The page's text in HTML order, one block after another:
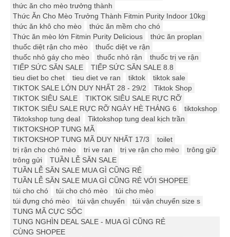
thức ăn cho mèo trưởng thành
Thức Ăn Cho Mèo Trưởng Thành Fitmin Purity Indoor 10kg
thức ăn khô cho mèo
thức ăn mềm cho chó
Thức ăn mèo lớn Fitmin Purity Delicious
thức ăn proplan
thuốc diệt rận cho mèo
thuốc diệt ve rận
thuốc nhỏ gáy cho mèo
thuốc nhỏ rận
thuốc trị ve rận
TIẾP SỨC SĂN SALE
TIẾP SỨC SĂN SALE 8.8
tieu diet bo chet
tieu diet ve ran tiktok
tiktok sale
TIKTOK SALE LỚN DUY NHẤT 28 - 29/2
Tiktok Shop
TIKTOK SIÊU SALE
TIKTOK SIÊU SALE RỰC RỠ
TIKTOK SIÊU SALE RỰC RỠ NGÀY HÈ THÁNG 6
tiktokshop
Tiktokshop tung deal
Tiktokshop tung deal kịch trần
TIKTOKSHOP TUNG MÃ
TIKTOKSHOP TUNG MÃ DUY NHẤT 17/3
toilet
trị rận cho chó mèo
tri ve ran trị ve rận cho mèo
trông giữ
trông gửi
TUẦN LỄ SĂN SALE
TUẦN LỄ SĂN SALE MUA GÌ CŨNG RẺ
TUẦN LỄ SĂN SALE MUA GÌ CŨNG RẺ VỚI SHOPEE
túi cho chó
túi cho chó mèo
túi cho mèo
túi đựng chó mèo
túi vận chuyển
túi vận chuyển size s
TUNG MÃ CỰC SỐC
TUNG NGHÌN DEAL SALE - MUA GÌ CŨNG RẺ
CÙNG SHOPEE